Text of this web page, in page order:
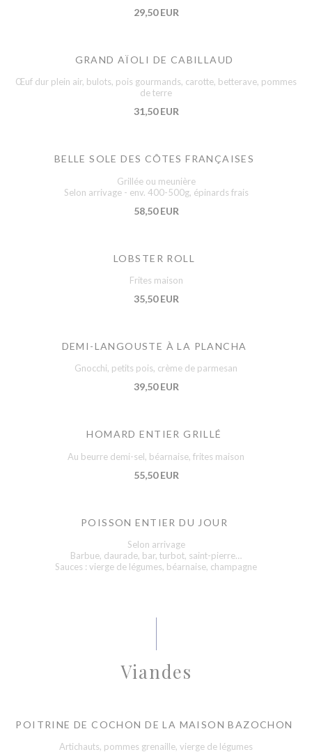
29,50 EUR
GRAND AÏOLI DE CABILLAUD
Œuf dur plein air, bulots, pois gourmands, carotte, betterave, pommes
de terre
31,50 EUR
BELLE SOLE DES CÔTES FRANÇAISES
Grillée ou meunière
Selon arrivage - env. 400-500g, épinards frais
58,50 EUR
LOBSTER ROLL
Frites maison
35,50 EUR
DEMI-LANGOUSTE À LA PLANCHA
Gnocchi, petits pois, crème de parmesan
39,50 EUR
HOMARD ENTIER GRILLÉ
Au beurre demi-sel, béarnaise, frites maison
55,50 EUR
POISSON ENTIER DU JOUR
Selon arrivage
Barbue, daurade, bar, turbot, saint-pierre…
Sauces : vierge de légumes, béarnaise, champagne
Viandes
POITRINE DE COCHON DE LA MAISON BAZOCHON
Artichauts, pommes grenaille, vierge de légumes